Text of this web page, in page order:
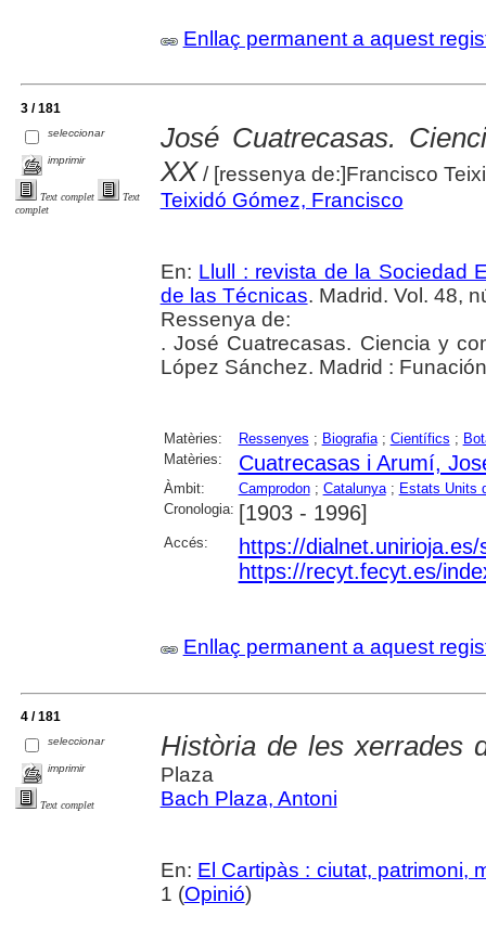
Enllaç permanent a aquest
3 / 181
seleccionar
imprimir
Text complet
Text
complet
José Cuatrecasas.
XX / [ressenya de:]Francisco
Teixidó Gómez, Francisco
En: Llull : revista de la Sociedad
de las Técnicas. Madrid. Vol. 48,
Ressenya de:
. José Cuatrecasas. Ciencia y
López Sánchez. Madrid :
Matèries: Ressenyes ; Biografia; Científics ;
Matèries:
Cuatrecasas i Arumí,
Àmbit: Camprodon; Catalunya; Estats Units
Cronologia: [1903 - 1996]
Accés:
https://
https://recyt.fecyt.es/
Enllaç permanent a aquest
4 / 181
seleccionar
imprimir
Text complet
Història de les xerrades
Plaza
Bach Plaza, Antoni
En: El Cartipàs : ciutat, patrimoni,
1 (Opinió)